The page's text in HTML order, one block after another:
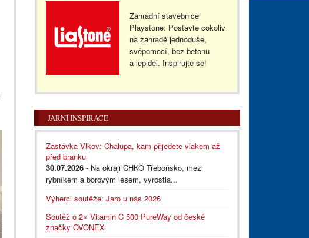
Zahradní stavebnice
Playstone: Postavte cokoliv
na zahradě jednoduše,
svépomocí, bez betonu
a lepidel. Inspirujte se!
JARNÍ INSPIRACE
Zastávka Vlkov: Chalupa, kam přijedete vlakem až
před branku
30.07.2026 - Na okraji CHKO Třeboňsko, mezi
rybníkem a borovým lesem, vyrostla...
Výherci soutěže: Jaro u nás 2026
Soutěž o 2× Vitamin C 500 PureWay od české
značky OVONEX